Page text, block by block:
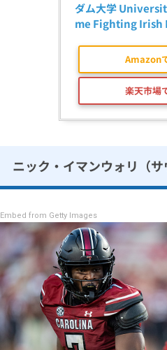
ダム大学
me Fighting Irish
Amazon
楽天市場
ニック・イマンウォリ（サ
Embed from Getty Images